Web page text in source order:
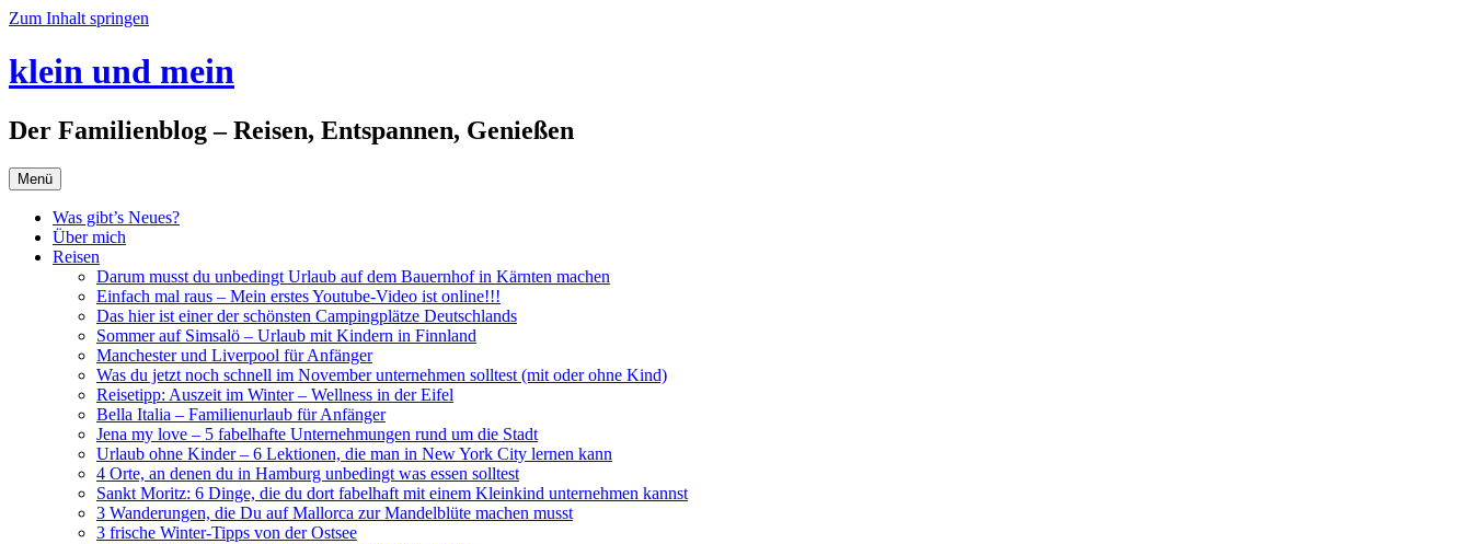
Zum Inhalt springen
klein und mein
Der Familienblog – Reisen, Entspannen, Genießen
Menü
Was gibt’s Neues?
Über mich
Reisen
Darum musst du unbedingt Urlaub auf dem Bauernhof in Kärnten machen
Einfach mal raus – Mein erstes Youtube-Video ist online!!!
Das hier ist einer der schönsten Campingplätze Deutschlands
Sommer auf Simsalö – Urlaub mit Kindern in Finnland
Manchester und Liverpool für Anfänger
Was du jetzt noch schnell im November unternehmen solltest (mit oder ohne Kind)
Reisetipp: Auszeit im Winter – Wellness in der Eifel
Bella Italia – Familienurlaub für Anfänger
Jena my love – 5 fabelhafte Unternehmungen rund um die Stadt
Urlaub ohne Kinder – 6 Lektionen, die man in New York City lernen kann
4 Orte, an denen du in Hamburg unbedingt was essen solltest
Sankt Moritz: 6 Dinge, die du dort fabelhaft mit einem Kleinkind unternehmen kannst
3 Wanderungen, die Du auf Mallorca zur Mandelblüte machen musst
3 frische Winter-Tipps von der Ostsee